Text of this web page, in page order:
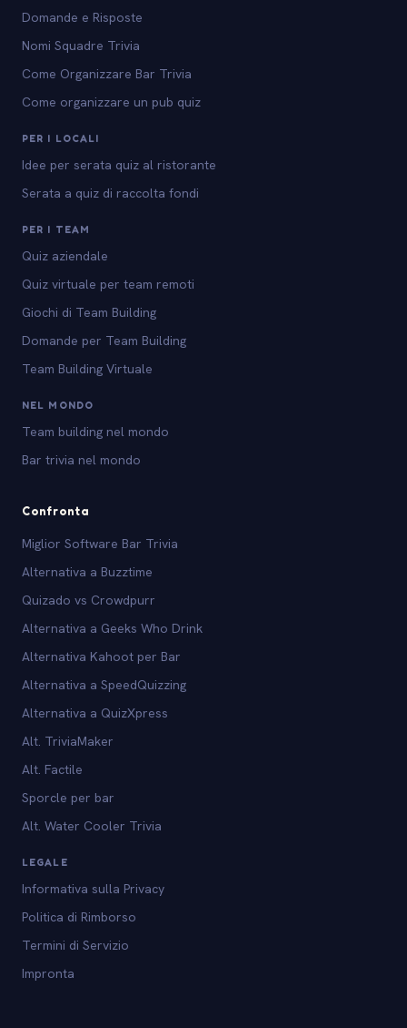
Domande e Risposte
Nomi Squadre Trivia
Come Organizzare Bar Trivia
Come organizzare un pub quiz
PER I LOCALI
Idee per serata quiz al ristorante
Serata a quiz di raccolta fondi
PER I TEAM
Quiz aziendale
Quiz virtuale per team remoti
Giochi di Team Building
Domande per Team Building
Team Building Virtuale
NEL MONDO
Team building nel mondo
Bar trivia nel mondo
Confronta
Miglior Software Bar Trivia
Alternativa a Buzztime
Quizado vs Crowdpurr
Alternativa a Geeks Who Drink
Alternativa Kahoot per Bar
Alternativa a SpeedQuizzing
Alternativa a QuizXpress
Alt. TriviaMaker
Alt. Factile
Sporcle per bar
Alt. Water Cooler Trivia
LEGALE
Informativa sulla Privacy
Politica di Rimborso
Termini di Servizio
Impronta